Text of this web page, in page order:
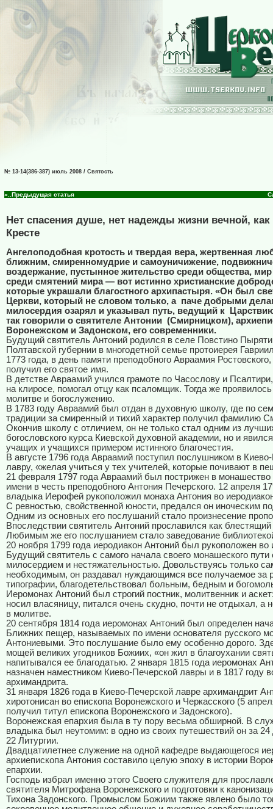
№ 13-14(386-387) июль 2008 / Святость
«..Предыдущая статья
Нет спасения душе, нет надежды жизни вечной, как
Кресте
Ангелоподобная кротость и твердая вера, жертвенная
ближним, смиренномудрие и самоуничижение,
воздержание, пустынное жительство среди общества,
среди смятений мира — вот истинно христианские
которые украшали благостного архипастыря. «Он был
Церкви, который не словом только, а паче добрыми
милосердия озарял и указывал путь, ведущий к
так говорили о святителе Антонии (Смирницком),
Воронежском и Задонском, его современники.
Будущий святитель Антоний родился в селе Повстино
Полтавской губернии в многодетной семье протоиерея
1773 года, в день памяти преподобного Авраамия
получил его святое имя.
В детстве Авраамий учился грамоте по Часослову и
на клиросе, помогал отцу как псаломщик. Тогда же проявилось
молитве и богослужению.
В 1783 году Авраамий был отдан в духовную школу, где по
традиции за смиренный и тихий характер получил фамилию
Окончив школу с отличием, он не только стал одним из
богословского курса Киевской духовной академии, но и
учащих и учащихся примером истинного благочестия.
В августе 1796 года Авраамий поступил послушником в
лавру, «желая учиться у тех учителей, которые почивают в
21 февраля 1797 года Авраамий был пострижен в монашество
имени в честь преподобного Антония Печерского. 12 апреля
владыка Иерофей рукоположил монаха Антония во
С ревностью, свойственной юности, предался он иноческим
Одним из основных его послушаний стало произнесение
Впоследствии святитель Антоний прославился как
Любимым же его послушанием стало заведование
20 ноября 1799 года иеродиакон Антоний был рукоположен во
Будущий святитель с самого начала своего монашеского пути
милосердием и нестяжательностью. Довольствуясь только
необходимым, он раздавал нуждающимся все получаемое за
типографии, благодетельствовал больным, бедным и
Иеромонах Антоний был строгий постник, молитвенник и
носил власяницу, питался очень скудно, почти не отдыхал, а
в молитве.
20 сентября 1814 года иеромонах Антоний был определен
Ближних пещер, называемых по имени основателя русского
Антониевыми. Это послушание было ему особенно дорого.
мощей великих угодников Божиих, «он жил в благоухании
напитывался ее благодатью. 2 января 1815 года иеромонах
назначен наместником Киево-Печерской лавры и в 1817 году
архимандрита.
31 января 1826 года в Киево-Печерской лавре архимандрит
хиротонисан во епископа Воронежского и Черкасского (5
получил титул епископа Воронежского и Задонского).
Воронежская епархия была в ту пору весьма обширной. В
владыка был неутомим: в одно из своих путешествий он за
22 Литургии.
Двадцатилетнее служение на одной кафедре выдающегося
архиепископа Антония составило целую эпоху в истории
епархии.
Господь избрал именно этого Своего служителя для
святителя Митрофана Воронежского и подготовки к
Тихона Задонского. Промыслом Божиим также явлено было